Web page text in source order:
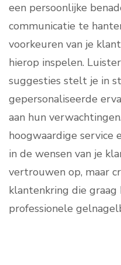
een persoonlijke
communicatie te
voorkeuren van je
hierop inspelen.
suggesties stelt je in
gepersonaliseerde
aan hun
hoogwaardige service
in de wensen van je
vertrouwen op, maar
klantenkring die
professionele